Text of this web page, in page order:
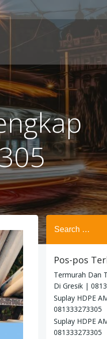
Search
for:
Pos-pos
Termurah Dan
Di Gresik |
Suplay HDPE
081333273305
Suplay HDPE
081333273305